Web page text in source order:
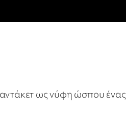
ως νύφη ώσπου ένας